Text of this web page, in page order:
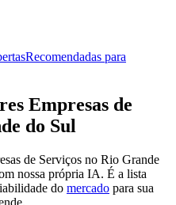
Recomendadas para
Empresas de
do Sul
de Serviços no Rio Grande
nossa própria IA. É a lista
do mercado para sua